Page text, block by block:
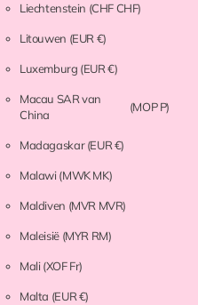
Liechtenstein (CHF CHF)
Litouwen (EUR €)
Luxemburg (EUR €)
Macau SAR van
China
(MOP P)
Madagaskar(EUR €)
Malawi(MWK MK)
Maldiven (MVR MVR)
Maleisië (MYR RM)
Mali(XOF Fr)
Malta (EUR €)